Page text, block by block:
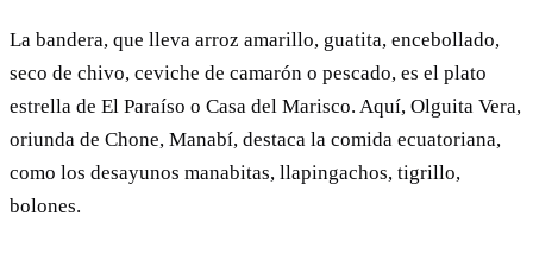
La bandera, que lleva arroz amarillo, guatita, encebollado,
seco de chivo, ceviche de camarón o pescado, es el plato
estrella de El Paraíso o Casa del Marisco. Aquí, Olguita Vera,
oriunda de Chone, Manabí, destaca la comida ecuatoriana,
como los desayunos manabitas, llapingachos, tigrillo,
bolones.